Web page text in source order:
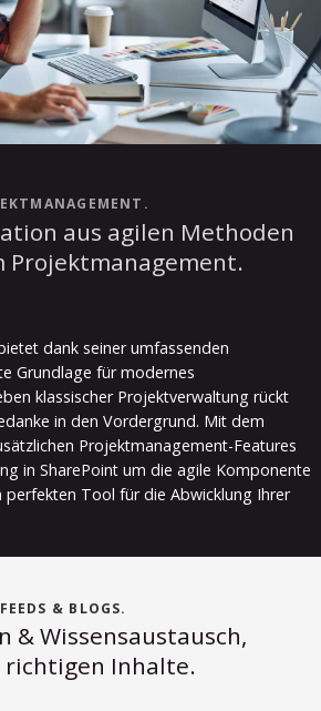
aus agilen Methoden
Projektmanagement.
dank seiner umfassenden
Grundlage für modernes
klassischer Projektverwaltung rückt
in den Vordergrund. Mit dem
Projektmanagement-Features
in SharePoint um die agile Komponente
Tool für die Abwicklung Ihrer
& BLOGS.
& Wissensaustausch,
richtigen Inhalte.